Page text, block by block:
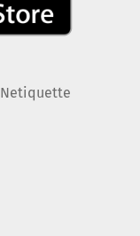
Netiquette